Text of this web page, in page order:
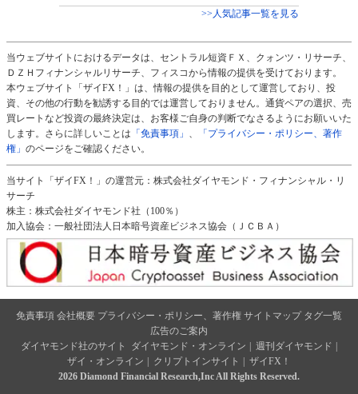
>>人気記事一覧を見る
当ウェブサイトにおけるデータは、セントラル短資ＦＸ、クォンツ・リサーチ、
ＤＺＨフィナンシャルリサーチ、フィスコから情報の提供を受けております。
本ウェブサイト「ザイFX！」は、情報の提供を目的として運営しており、投
資、その他の行動を勧誘する目的では運営しておりません。通貨ペアの選択、売
買レートなど投資の最終決定は、お客様ご自身の判断でなさるようにお願いいた
します。さらに詳しいことは 「免責事項」
「プライバシー・ポリシー、著作
権」 のページをご確認ください。
当サイト「ザイFX！」の運営元：株式会社ダイヤモンド・フィナンシャル・リ
サーチ
株主：株式会社ダイヤモンド社（100％）
加入協会：一般社団法人日本暗号資産ビジネス協会（ＪＣＢＡ）
免責事項 会社概要 プライバシー・ポリシー、著作権 サイトマップ タグ一覧
広告のご案内
ダイヤモンド社のサイト
ダイヤモンド・オンライン 週刊ダイヤモンド
ザイ・オンライン
クリプトインサイト
ザイFX！
2026 Diamond Financial Research,Inc All Rights Reserved.